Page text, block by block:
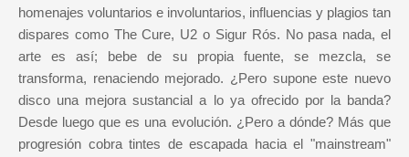
homenajes voluntarios e involuntarios, influencias y plagios tan
dispares como The Cure, U2 o Sigur Rós. No pasa nada, el
arte es así; bebe de su propia fuente, se mezcla, se
transforma, renaciendo mejorado. ¿Pero supone este nuevo
disco una mejora sustancial a lo ya ofrecido por la banda?
Desde luego que es una evolución. ¿Pero a dónde? Más que
progresión cobra tintes de escapada hacia el "mainstream"